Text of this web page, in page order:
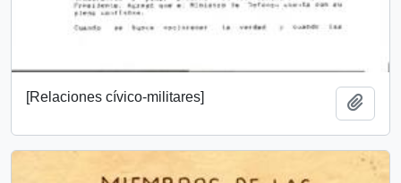
[Relaciones cívico-militares]